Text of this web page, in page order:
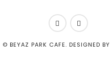
© BEYAZ PARK CAFE. DESIGNED BY